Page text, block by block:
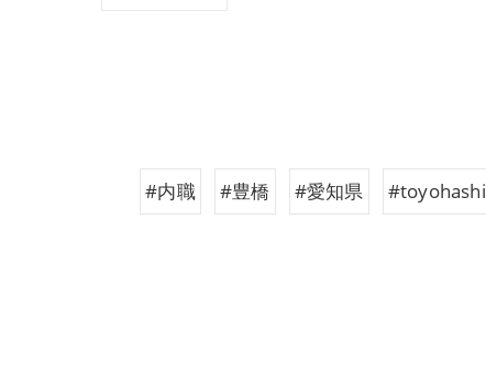
#内職 #豊橋 #愛知県 #toyohashi